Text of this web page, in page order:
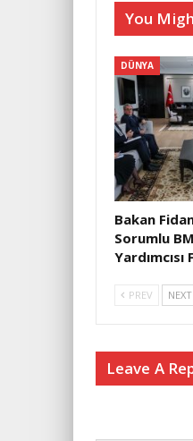
You
DÜNYA
Bakan
Sorumlu
PREV NEXT
Leave A